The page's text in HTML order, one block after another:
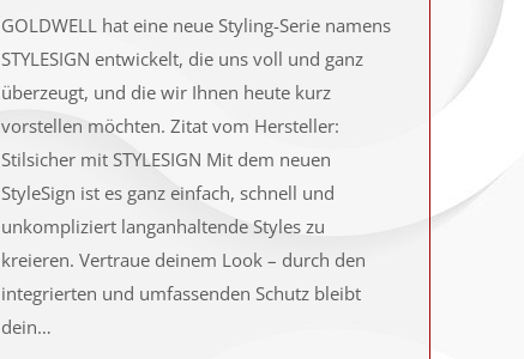
GOLDWELL hat eine neue Styling-Serie namens
STYLESIGN entwickelt, die uns voll und ganz
überzeugt, und die wir Ihnen heute kurz
vorstellen möchten. Zitat vom Hersteller:
Stilsicher mit STYLESIGN Mit dem neuen
StyleSign ist es ganz einfach, schnell und
unkompliziert langanhaltende Styles zu
kreieren. Vertraue deinem Look – durch den
integrierten und umfassenden Schutz bleibt
dein…